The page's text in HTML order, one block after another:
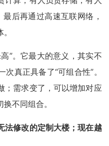
后再通过高速互联网络，
”。它最大的意义，其实不
真正具备了“可组合性”。
；需求变了，可以增加对应
不同组合。
法修改的定制大楼；现在越